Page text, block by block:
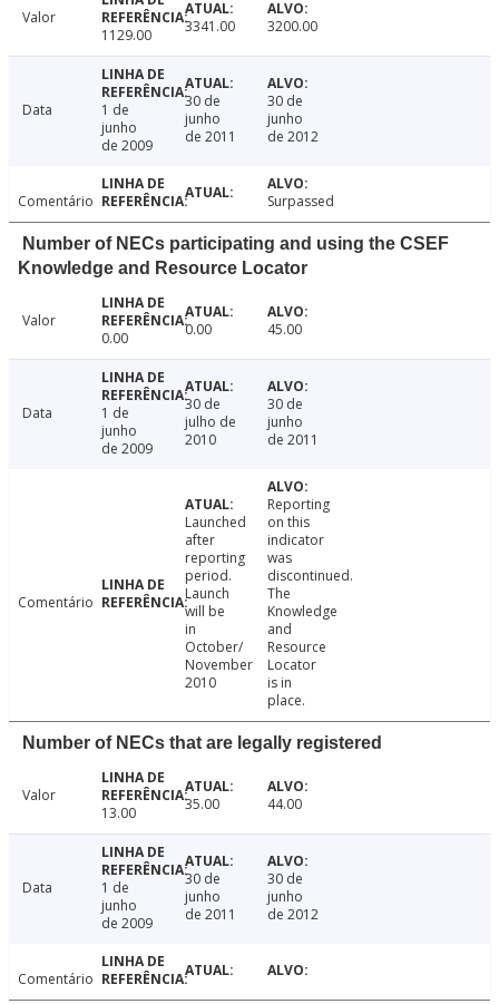
Valor
1129.00
3341.00 3200.00
Data
1 de
junho
de 2009
30 de
junho
de 2011
30 de
junho
de 2012
Comentário Surpassed
Number of NECs participating and using the CSEF
Knowledge and Resource Locator
Valor
0.00
0.00 45.00
Data
1 de
junho
de 2009
30 de
julho de
2010
30 de
junho
de 2011
Comentário
Launched
after
reporting
period.
Launch
will be
in
October/
November
2010
Reporting
on this
indicator
was
discontinued.
The
Knowledge
and
Resource
Locator
is in
place.
Number of NECs that are legally registered
Valor
13.00
35.00 44.00
Data
1 de
junho
de 2009
30 de
junho
de 2011
30 de
junho
de 2012
Comentário